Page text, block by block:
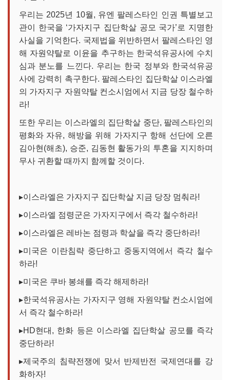
우리는 2025년 10월, 유엔 팔레스타인 인권 특별보고
관이 한국을 ‘가자지구 집단학살 공모 국가’로 지명한
사실을 기억한다. 국제법을 위반하면서 팔레스타인 영
해 자원약탈로 이윤을 추구하는 한국석유공사에 수치
심과 분노를 느낀다. 우리는 한국 정부와 한국석유공
사에 강력히 촉구한다. 팔레스타인 집단학살 이스라엘
의 가자지구 자원약탈 컨소시엄에서 지금 당장 철수하
라!
또한 우리는 이스라엘의 집단학살 중단, 팔레스타인의
평화와 자유, 해방을 위해 가자지구 항해 선단에 오른
김아현(해초), 승준, 김동현 활동가의 투혼을 지지하며
무사 귀환할 때까지 함께할 것이다.
▸이스라엘은 가자지구 집단학살 지금 당장 멈춰라!
▸이스라엘 점령군은 가자지구에서 즉각 철수하라!
▸이스라엘은 레바논 점령과 학살을 즉각 중단하라!
▸미국은 이란침략 중단하고 중동지역에서 즉각 철수
하라!
▸미국은 쿠바 봉쇄를 즉각 해제하라!
▸한국석유공사는 가자지구 영해 자원약탈 컨소시엄에
서 즉각 철수하라!
▸HD현대, 한화 등은 이스라엘 집단학살 공모를 즉각
중단하라!
▸제국주의 침략전쟁에 맞서 반제반전 국제연대를 강
화하자!